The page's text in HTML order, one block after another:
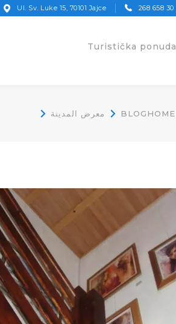
Ul. Sv. Luke 15, 70101 Jajce
Turistička ponuda
HOME
BLOG معرض المدينة